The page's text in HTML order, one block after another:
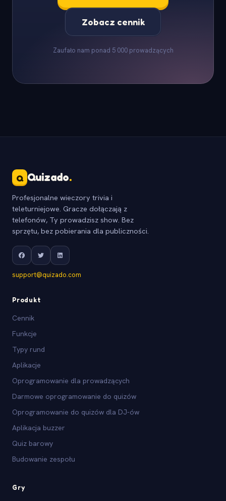
Zobacz cennik
Zaufało nam ponad 5 000 prowadzących
Q Quizado.
Profesjonalne wieczory trivia i
teleturniejowe. Gracze dołączają z
telefonów, Ty prowadzisz show. Bez
sprzętu, bez pobierania dla publiczności.
support@quizado.com
Produkt
Cennik
Funkcje
Typy rund
Aplikacje
Oprogramowanie dla prowadzących
Darmowe oprogramowanie do quizów
Oprogramowanie do quizów dla DJ-ów
Aplikacja buzzer
Quiz barowy
Budowanie zespołu
Gry